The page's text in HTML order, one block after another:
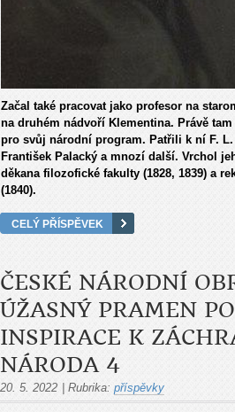
Začal také pracovat jako profesor na
na druhém nádvoří Klementina. Právě
pro svůj národní program. Patřili k ní F. L.
František Palacký a mnozí další. Vrchol
děkana filozofické fakulty (1828, 1839) a
(1840).
CELÝ PŘÍSPĚVEK
ČESKÉ NÁRODNÍ
ÚŽASNÝ PRAMEN
INSPIRACE K
NÁRODA 4
20. 5. 2022 Rubrika: příspěvky